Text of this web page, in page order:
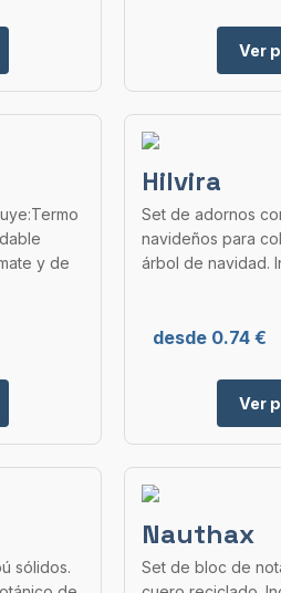
Ver
y de
Hilvira
Set de adornos
navideños para
árbol de navidad.
desde 0.74 €
Ver
sólidos.
Nauthax
Set de bloc de